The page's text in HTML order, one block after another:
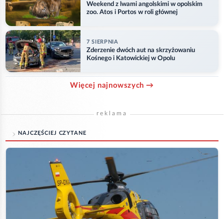
Weekend z lwami angolskimi w opolskim
zoo. Atos i Portos w roli głównej
7 SIERPNIA
Zderzenie dwóch aut na skrzyżowaniu
Kośnego i Katowickiej w Opolu
Więcej najnowszych →
reklama
NAJCZĘŚCIEJ CZYTANE